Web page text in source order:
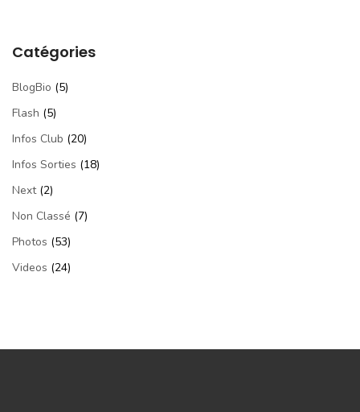
Catégories
BlogBio (5)
Flash (5)
Infos Club (20)
Infos Sorties (18)
Next(2)
Non Classé (7)
Photos (53)
Videos (24)